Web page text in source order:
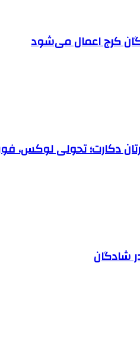
کرج اعمال می‌شود
دکارت؛ تحولی لوکس،
شادگان